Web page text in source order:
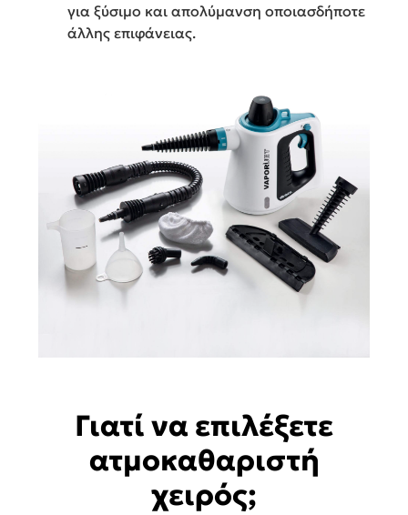
για ξύσιμο και απολύμανση οποιασδήποτε
άλλης επιφάνειας.
Γιατί να επιλέξετε
ατμοκαθαριστή
χειρός;